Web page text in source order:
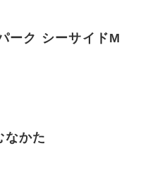
ーク シーサイドM
なかた